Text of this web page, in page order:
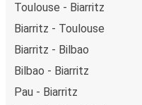
Toulouse - Biarritz
Biarritz - Toulouse
Biarritz - Bilbao
Bilbao - Biarritz
Pau - Biarritz